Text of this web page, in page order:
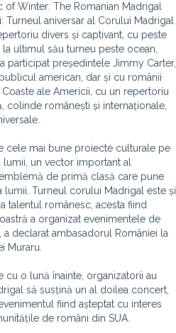
of Winter: The Romanian Madrigal
aniversar al Corului Madrigal
divers și captivant, cu peste
ultimul său turneu peste ocean,
participat președintele Jimmy Carter,
american, dar și cu românii
ale Americii, cu un repertoriu
colinde românești și internaționale,
cele mai bune proiecte culturale pe
un vector important al
de primă clasă care pune
lumii. Turneul corului Madrigal este și
talentul românesc, acesta fiind
a organizat evenimentele de
declarat ambasadorul României la
Muraru.
cu o lună înainte, organizatorii au
să susțină un al doilea concert,
fiind așteptat cu interes
de români din SUA.